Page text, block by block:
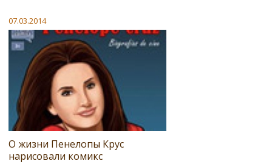
07.03.2014
О жизни Пенелопы Крус
нарисовали комикс